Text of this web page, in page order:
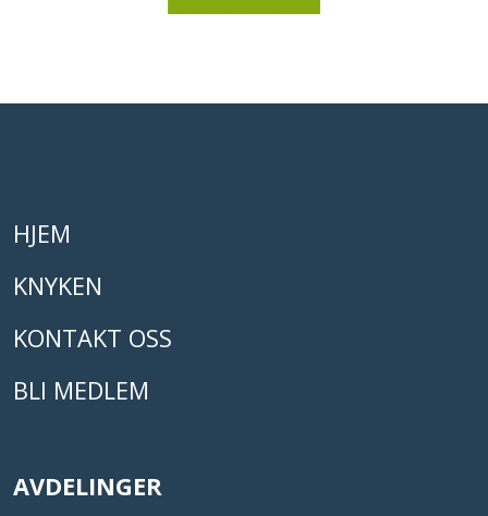
HJEM
KNYKEN
KONTAKT OSS
BLI MEDLEM
AVDELINGER